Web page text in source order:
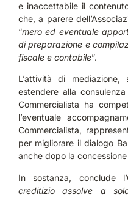
e inaccettabile il
che, a parere
“mero ed eventuale
di preparazione e
fiscale e contabile”.
L’attività di
estendere alla
Commercialista ha
l’eventuale
Commercialista,
per migliorare il dialogo
anche dopo la
In sostanza, conclude
creditizio assolve a